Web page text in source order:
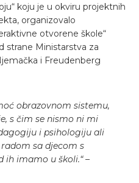
koju je u okviru projektnih
organizovalo
otvorene škole“
strane Ministarstva za
i Freudenberg
obrazovnom sistemu,
s čim se nismo ni mi
i psihologiju ali
sa djecom s
ih imamo u školi.“ –